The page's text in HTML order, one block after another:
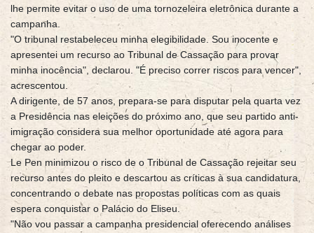
lhe permite evitar o uso de uma tornozeleira eletrônica durante a
campanha.
"O tribunal restabeleceu minha elegibilidade. Sou inocente e
apresentei um recurso ao Tribunal de Cassação para provar
minha inocência", declarou. "É preciso correr riscos para vencer",
acrescentou.
A dirigente, de 57 anos, prepara-se para disputar pela quarta vez
a Presidência nas eleições do próximo ano, que seu partido anti-
imigração considera sua melhor oportunidade até agora para
chegar ao poder.
Le Pen minimizou o risco de o Tribunal de Cassação rejeitar seu
recurso antes do pleito e descartou as críticas à sua candidatura,
concentrando o debate nas propostas políticas com as quais
espera conquistar o Palácio do Eliseu.
"Não vou passar a campanha presidencial oferecendo análises